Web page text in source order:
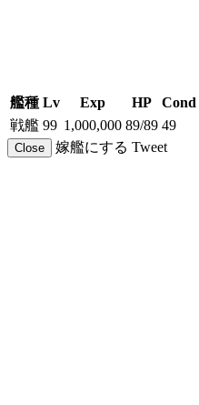
艦種 Lv Exp HP Cond
戦艦 99 1,000,000 89/89 49
Close 嫁艦にする Tweet